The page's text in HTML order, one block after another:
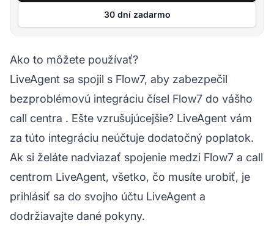
30 dní zadarmo
Ako to môžete používať?
LiveAgent sa spojil s Flow7, aby zabezpečil
bezproblémovú integráciu čísel Flow7 do vášho
call centra . Ešte vzrušujúcejšie? LiveAgent vám
za túto integráciu neúčtuje dodatočný poplatok.
Ak si želáte nadviazať spojenie medzi Flow7 a call
centrom LiveAgent, všetko, čo musíte urobiť, je
prihlásiť sa do svojho účtu LiveAgent a
dodržiavajte dané pokyny.